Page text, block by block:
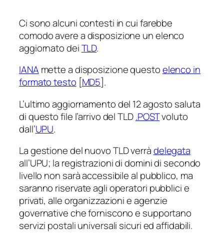
Ci sono alcuni contesti in cui farebbe
comodo avere a disposizione un elenco
aggiornato deiTLD.
IANA mette a disposizione questoelenco in
formato testo [MD5].
L’ultimo aggiornamento del 12 agosto saluta
di questo file l’arrivo del TLD.POSTvoluto
dall’UPU.
La gestione del nuovo TLD verràdelegata
all’UPU; la registrazioni di domini di secondo
livello non sarà accessibile al pubblico, ma
saranno riservate agli operatori pubblici e
privati, alle organizzazioni e agenzie
governative che forniscono e supportano
servizi postali universali sicuri ed affidabili.